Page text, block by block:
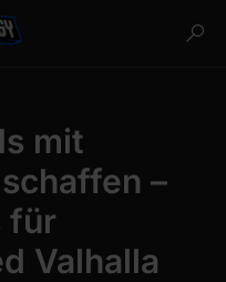
mit
–
für
Valhalla